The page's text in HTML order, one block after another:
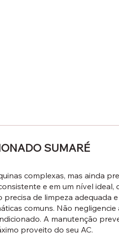
SUMARÉ
complexas, mas ainda
e em um nível ideal,
de limpeza adequada
comuns. Não negligencie
A manutenção
proveito do seu AC.